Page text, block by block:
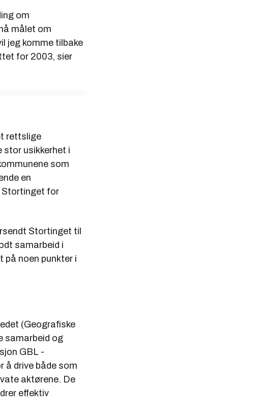
om
målet om
jeg komme tilbake
for 2003, sier
rettslige
stor usikkerhet i
som
en
Stortinget for
Stortinget til
samarbeid i
på noen punkter i
(Geografiske
samarbeid og
GBL -
å drive både som
aktørene. De
effektiv